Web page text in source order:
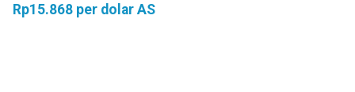
Rp15.868 per dolar AS